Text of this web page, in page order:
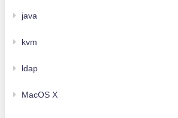
java
kvm
ldap
MacOS X